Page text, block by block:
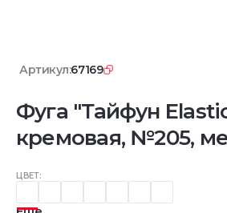
Артикул:67169
Фуга "Тайфун
кремовая, №205,
ЦВЕТ: